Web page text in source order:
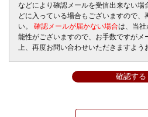
などにより確認メールを受信出来ない場
どに入っている場合もございますので、
い。 確認メールが届かない場合は、当社
能性がございますので、お手数ですがメ
上、再度お問い合わせいただきますよう
確認する